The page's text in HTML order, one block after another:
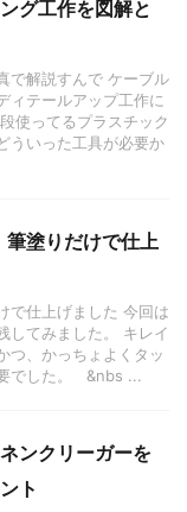
グ工作を図解と
で解説すんで ケーブル
ィテールアップ工作に
使ってるプラスチック
ういった工具が必要か
塗りだけで仕上
で仕上げました 今回は
してみました。 キレイ
つ、かっちょよくタッ
でした。 &nbs ...
ンクリーガーを
ト